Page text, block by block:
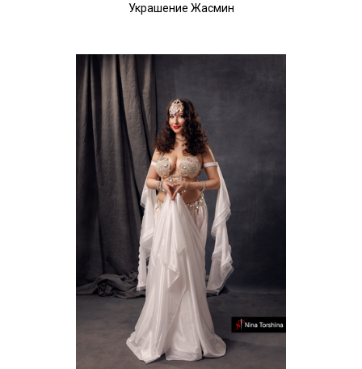
Украшение Жасмин